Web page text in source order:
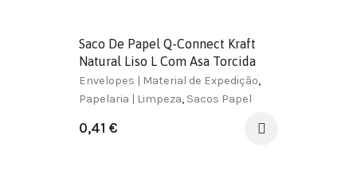
Saco De Papel Q-Connect Kraft
Natural Liso L Com Asa Torcida
320X400X14 Mm
Envelopes | Material de Expedição,
Papelaria | Limpeza, Sacos Papel
0,41 €